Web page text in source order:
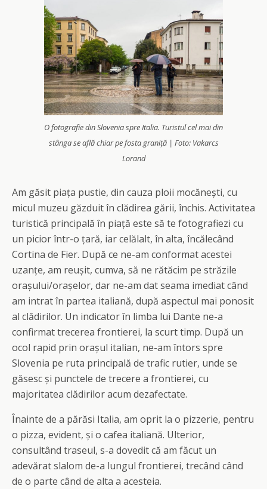
O fotografie din Slovenia spre Italia. Turistul cel mai din
stânga se află chiar pe fosta graniță | Foto: Vakarcs
Lorand
Am găsit piața pustie, din cauza ploii mocănești, cu
micul muzeu găzduit în clădirea gării, închis. Activitatea
turistică principală în piață este să te fotografiezi cu
un picior într-o țară, iar celălalt, în alta, încălecând
Cortina de Fier. După ce ne-am conformat acestei
uzanțe, am reușit, cumva, să ne rătăcim pe străzile
orașului/orașelor, dar ne-am dat seama imediat când
am intrat în partea italiană, după aspectul mai ponosit
al clădirilor. Un indicator în limba lui Dante ne-a
confirmat trecerea frontierei, la scurt timp. După un
ocol rapid prin orașul italian, ne-am întors spre
Slovenia pe ruta principală de trafic rutier, unde se
găsesc și punctele de trecere a frontierei, cu
majoritatea clădirilor acum dezafectate.
Înainte de a părăsi Italia, am oprit la o pizzerie, pentru
o pizza, evident, și o cafea italiană. Ulterior,
consultând traseul, s-a dovedit că am făcut un
adevărat slalom de-a lungul frontierei, trecând când
de o parte când de alta a acesteia.